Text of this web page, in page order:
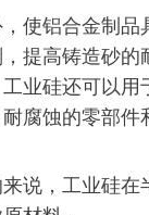
使铝合金制品
，提高铸造砂的
业硅还可以用
腐蚀的零部件
说，工业硅在